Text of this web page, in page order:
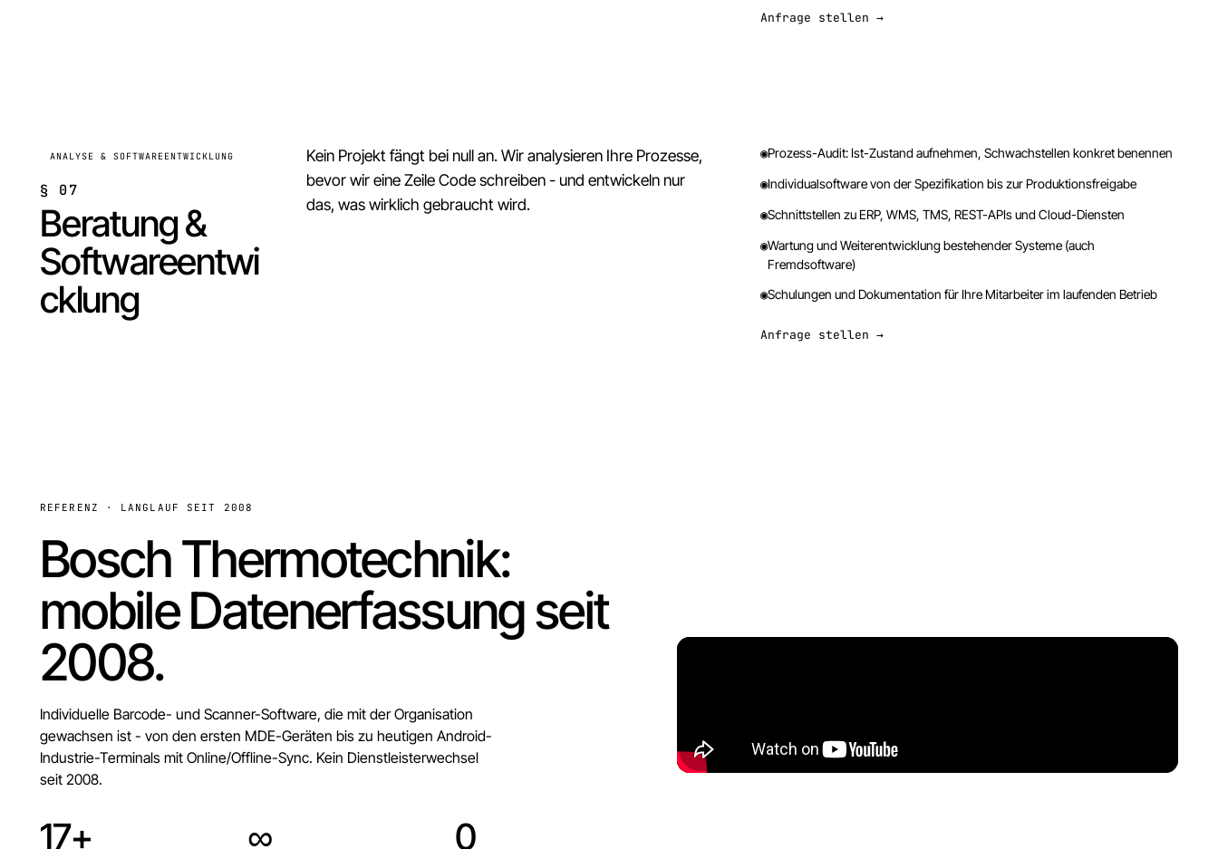
Anfrage stellen →
ANALYSE & SOFTWAREENTWICKLUNG
§ 07
Beratung &
Softwareentwi
cklung
Kein Projekt fängt bei null an. Wir analysieren Ihre Prozesse,
bevor wir eine Zeile Code schreiben - und entwickeln nur
das, was wirklich gebraucht wird.
◉Prozess-Audit: Ist-Zustand aufnehmen, Schwachstellen konkret benennen
◉Individualsoftware von der Spezifikation bis zur Produktionsfreigabe
◉Schnittstellen zu ERP, WMS, TMS, REST-APIs und Cloud-Diensten
◉Wartung und Weiterentwicklung bestehender Systeme (auch
Fremdsoftware)
◉Schulungen und Dokumentation für Ihre Mitarbeiter im laufenden Betrieb
Anfrage stellen →
REFERENZ · LANGLAUF SEIT 2008
Bosch Thermotechnik:
mobile Datenerfassung seit
2008.
Individuelle Barcode- und Scanner-Software, die mit der Organisation
gewachsen ist - von den ersten MDE-Geräten bis zu heutigen Android-
Industrie-Terminals mit Online/Offline-Sync. Kein Dienstleisterwechsel
seit 2008.
17+ ∞ 0